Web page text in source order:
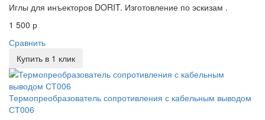
Иглы для инъекторов DORIT. Изготовление по эскизам .
1 500 р
Сравнить
Купить в 1 клик
Термопреобразователь сопротивления с кабельным выводом
СТ006